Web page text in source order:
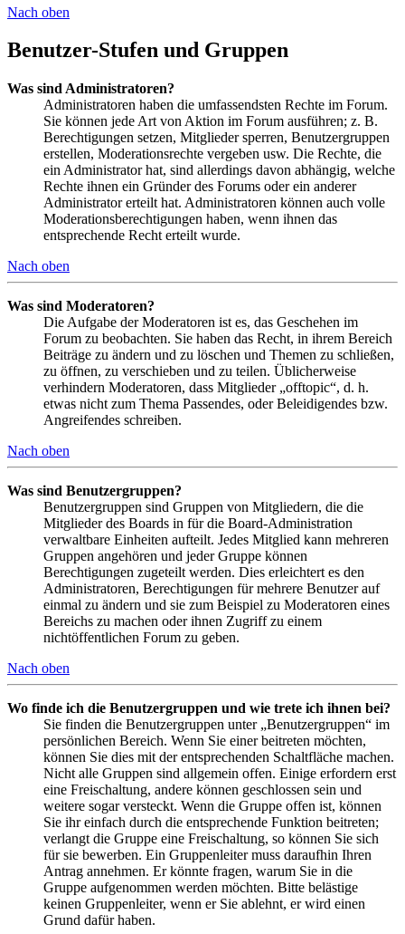
Nach oben
Benutzer-Stufen und Gruppen
Was sind Administratoren?
Administratoren haben die umfassendsten Rechte im Forum.
Sie können jede Art von Aktion im Forum ausführen; z. B.
Berechtigungen setzen, Mitglieder sperren, Benutzergruppen
erstellen, Moderationsrechte vergeben usw. Die Rechte, die
ein Administrator hat, sind allerdings davon abhängig, welche
Rechte ihnen ein Gründer des Forums oder ein anderer
Administrator erteilt hat. Administratoren können auch volle
Moderationsberechtigungen haben, wenn ihnen das
entsprechende Recht erteilt wurde.
Nach oben
Was sind Moderatoren?
Die Aufgabe der Moderatoren ist es, das Geschehen im
Forum zu beobachten. Sie haben das Recht, in ihrem Bereich
Beiträge zu ändern und zu löschen und Themen zu schließen,
zu öffnen, zu verschieben und zu teilen. Üblicherweise
verhindern Moderatoren, dass Mitglieder „offtopic“, d. h.
etwas nicht zum Thema Passendes, oder Beleidigendes bzw.
Angreifendes schreiben.
Nach oben
Was sind Benutzergruppen?
Benutzergruppen sind Gruppen von Mitgliedern, die die
Mitglieder des Boards in für die Board-Administration
verwaltbare Einheiten aufteilt. Jedes Mitglied kann mehreren
Gruppen angehören und jeder Gruppe können
Berechtigungen zugeteilt werden. Dies erleichtert es den
Administratoren, Berechtigungen für mehrere Benutzer auf
einmal zu ändern und sie zum Beispiel zu Moderatoren eines
Bereichs zu machen oder ihnen Zugriff zu einem
nichtöffentlichen Forum zu geben.
Nach oben
Wo finde ich die Benutzergruppen und wie trete ich ihnen bei?
Sie finden die Benutzergruppen unter „Benutzergruppen“ im
persönlichen Bereich. Wenn Sie einer beitreten möchten,
können Sie dies mit der entsprechenden Schaltfläche machen.
Nicht alle Gruppen sind allgemein offen. Einige erfordern erst
eine Freischaltung, andere können geschlossen sein und
weitere sogar versteckt. Wenn die Gruppe offen ist, können
Sie ihr einfach durch die entsprechende Funktion beitreten;
verlangt die Gruppe eine Freischaltung, so können Sie sich
für sie bewerben. Ein Gruppenleiter muss daraufhin Ihren
Antrag annehmen. Er könnte fragen, warum Sie in die
Gruppe aufgenommen werden möchten. Bitte belästige
keinen Gruppenleiter, wenn er Sie ablehnt, er wird einen
Grund dafür haben.